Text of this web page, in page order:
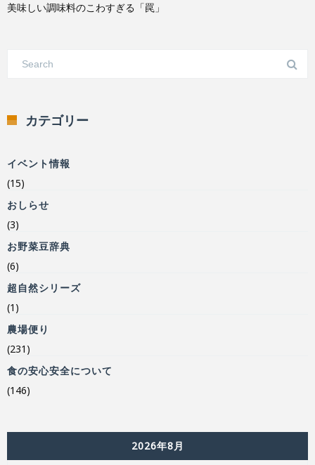
美味しい調味料のこわすぎる「罠」
カテゴリー
イベント情報
(15)
おしらせ
(3)
お野菜豆辞典
(6)
超自然シリーズ
(1)
農場便り
(231)
食の安心安全について
(146)
2026年8月